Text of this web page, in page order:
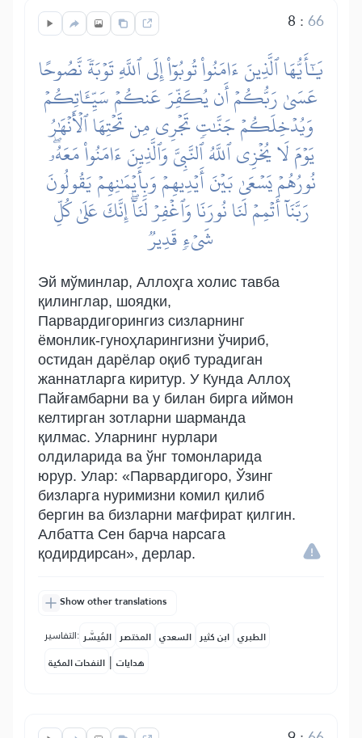
8 :66
يَٰٓأَيُّهَا ٱلَّذِينَ ءَامَنُواْ تُوبُوٓاْ إِلَى ٱللَّهِ تَوۡبَةٗ نَّصُوحًا
عَسَىٰ رَبُّكُمۡ أَن يُكَفِّرَ عَنكُمۡ سَيِّـَٔاتِكُمۡ
وَيُدۡخِلَكُمۡ جَنَّٰتٖ تَجۡرِي مِن تَحۡتِهَا ٱلۡأَنۡهَٰرُ
يَوۡمَ لَا يُخۡزِي ٱللَّهُ ٱلنَّبِيَّ وَٱلَّذِينَ ءَامَنُواْ مَعَهُۥۖ
نُورُهُمۡ يَسۡعَىٰ بَيۡنَ أَيۡدِيهِمۡ وَبِأَيۡمَٰنِهِمۡ يَقُولُونَ
رَبَّنَآ أَتۡمِمۡ لَنَا نُورَنَا وَٱغۡفِرۡ لَنَآۖ إِنَّكَ عَلَىٰ كُلِّ
شَيۡءٖ قَدِيرٞ
Эй мўминлар, Аллоҳга холис тавба
қилинглар, шоядки,
Парвардигорингиз сизларнинг
ёмонлик-гуноҳларингизни ўчириб,
остидан дарёлар оқиб турадиган
жаннатларга киритур. У Кунда Аллоҳ
Пайғамбарни ва у билан бирга иймон
келтирган зотларни шарманда
қилмас. Уларнинг нурлари
олдиларида ва ўнг томонларида
юрур. Улар: «Парвардигоро, Ўзинг
бизларга нуримизни комил қилиб
бергин ва бизларни мағфират қилгин.
Албатта Сен барча нарсага
қодирдирсан», дерлар.
Show other translations
التفاسير: المُيسَّر المختصر السعدي ابن كثير الطبري
النفحات المكية | هدايات